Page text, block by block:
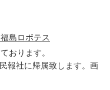
島ロボテス
おります。
報社に帰属致します。画